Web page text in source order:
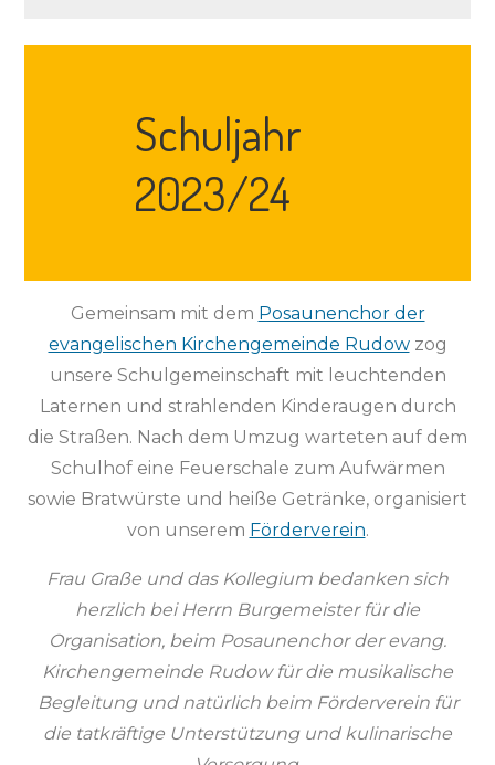
Schuljahr
2023/24
Gemeinsam mit dem Posaunenchor der
evangelischen Kirchengemeinde Rudowzog
unsere Schulgemeinschaft mit leuchtenden
Laternen und strahlenden Kinderaugen durch
die Straßen. Nach dem Umzug warteten auf dem
Schulhof eine Feuerschale zum Aufwärmen
sowie Bratwürste und heiße Getränke, organisiert
von unserem Förderverein.
Frau Graße und das Kollegium bedanken sich
herzlich bei Herrn Burgemeister für die
Organisation, beim Posaunenchor der evang.
Kirchengemeinde Rudow für die musikalische
Begleitung und natürlich beim Förderverein für
die tatkräftige Unterstützung und kulinarische